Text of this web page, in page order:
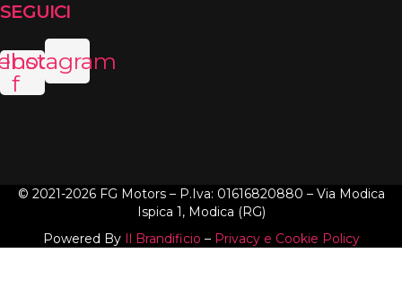
SEGUICI
f
Instagram
© 2021-2026 FG Motors – P.Iva: 01616820880 – Via Modica
Ispica 1, Modica (RG)
Powered By Il Brandificio – Privacy e Cookie Policy